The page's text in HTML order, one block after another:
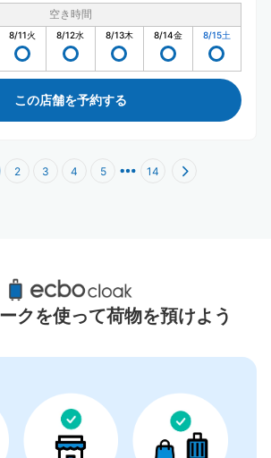
空き時間
8/11火 8/12水 8/13木 8/14金 8/15土
この店舗を予約する
2 3 4 5 14
のおすすめコインロッカー
10件
クを使って荷物を預けよう